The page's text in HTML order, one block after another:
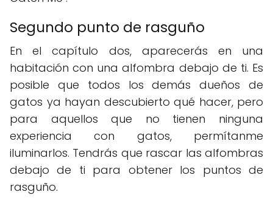
Segundo punto de rasguño
En el capítulo dos, aparecerás en una
habitación con una alfombra debajo de ti. Es
posible que todos los demás dueños de
gatos ya hayan descubierto qué hacer, pero
para aquellos que no tienen ninguna
experiencia con gatos, permítanme
iluminarlos. Tendrás que rascar las alfombras
debajo de ti para obtener los puntos de
rasguño.